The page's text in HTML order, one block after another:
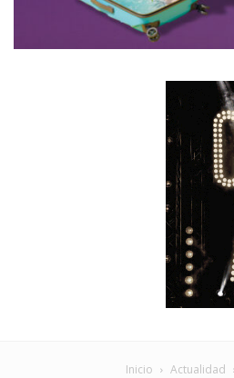
Inicio Actualidad